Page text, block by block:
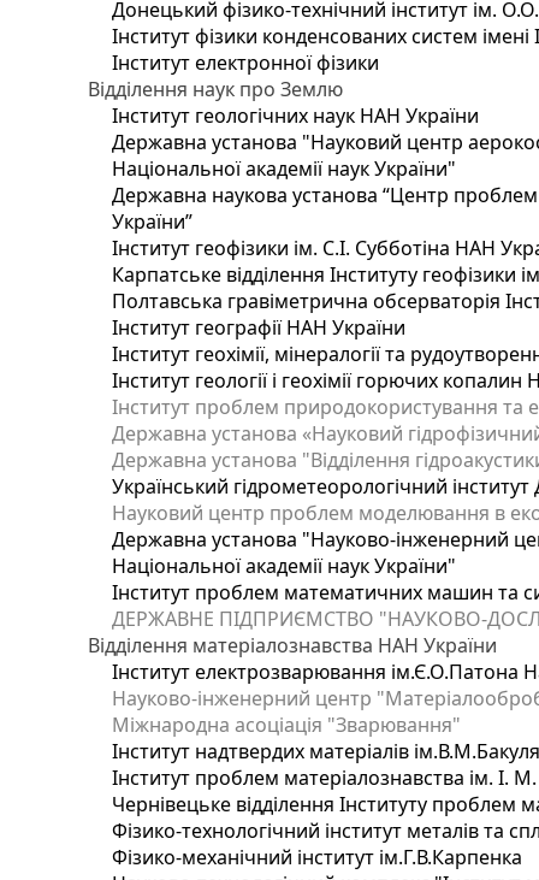
Донецький фізико-технічний інститут ім.
Інститут фізики конденсованих систем
Інститут електронної фізики
Відділення наук про Землю
Інститут геологічних наук НАН України
Державна установа "Науковий центр
Національної академії наук України"
Державна наукова установа “Центр проблем
України”
Інститут геофізики ім. С.І. Субботіна НАН
Карпатське відділення Інституту геофізики
Полтавська гравіметрична обсерваторія
Інститут географії НАН України
Інститут геохімії, мінералогії та
Інститут геології і геохімії горючих
Інститут проблем природокористування та
Державна установа «Науковий
Державна установа "Відділення
Український гідрометеорологічний
Науковий центр проблем моделювання в
Державна установа "Науково-інженерний
Національної академії наук України"
Інститут проблем математичних машин та
ДЕРЖАВНЕ ПІДПРИЄМСТВО "НАУКОВО-
Відділення матеріалознавства НАН України
Інститут електрозварювання ім.Є.О.Патона
Науково-інженерний центр
Міжнародна асоціація "Зварювання"
Інститут надтвердих матеріалів
Інститут проблем матеріалознавства ім. І.
Чернівецьке відділення Інституту проблем
Фізико-технологічний інститут металів та
Фізико-механічний інститут ім.Г.В.Карпенка